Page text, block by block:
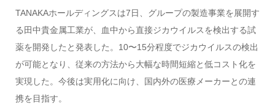
TANAKAホールディングスは7日、グループの製造事業を展開す
る田中貴金属工業が、血中から直接ジカウイルスを検出する試
薬を開発したと発表した。10〜15分程度でジカウイルスの検出
が可能となり、従来の方法から大幅な時間短縮と低コスト化を
実現した。今後は実用化に向け、国内外の医療メーカーとの連
携を目指す。